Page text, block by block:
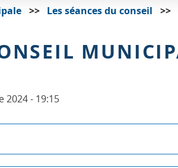
Les séances du conseil
2024 - 19:15